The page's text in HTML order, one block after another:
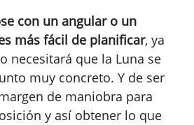
con un angular o un
más fácil de planificar, ya
necesitará que la Luna se
muy concreto. Y de ser
de maniobra para
y así obtener lo que